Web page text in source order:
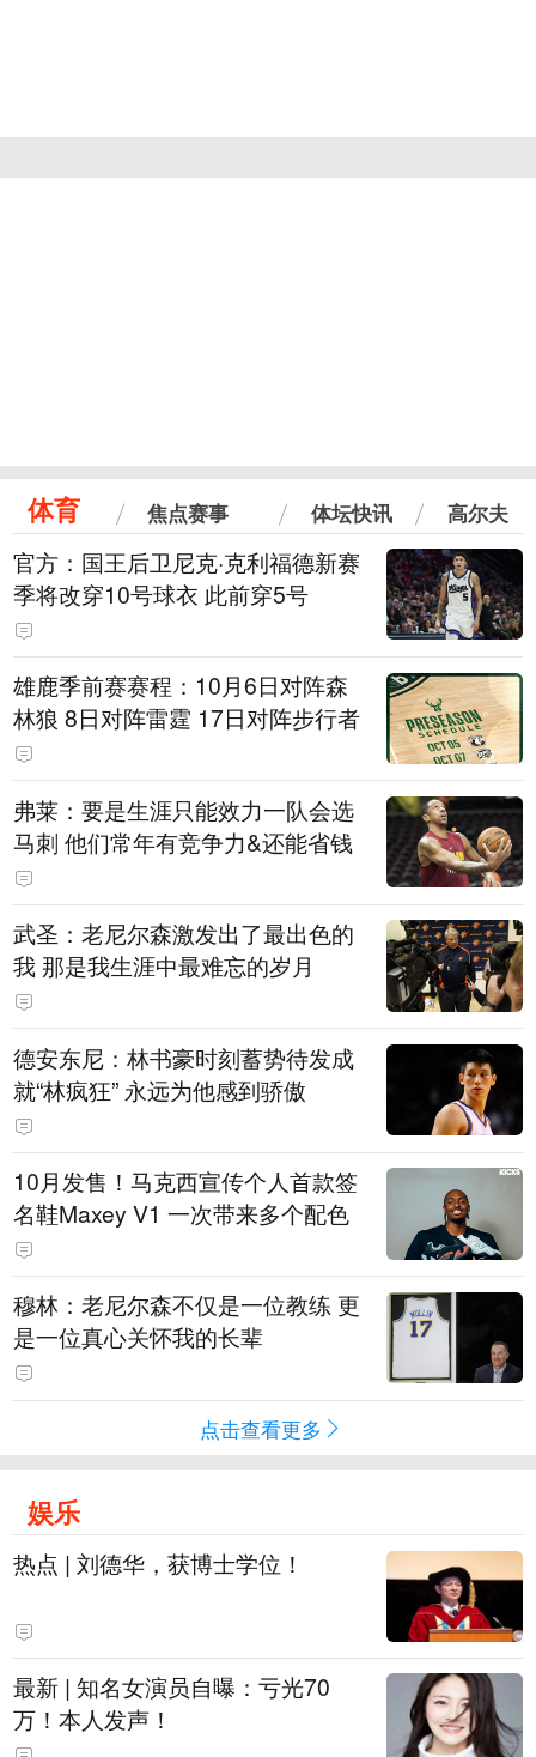
体育 焦点赛事 体坛快讯 高尔夫
官方：国王后卫尼克·克利福德新赛
季将改穿10号球衣 此前穿5号
雄鹿季前赛赛程：10月6日对阵森
林狼 8日对阵雷霆 17日对阵步行者
弗莱：要是生涯只能效力一队会选
马刺 他们常年有竞争力&还能省钱
武圣：老尼尔森激发出了最出色的
我 那是我生涯中最难忘的岁月
德安东尼：林书豪时刻蓄势待发成
就“林疯狂” 永远为他感到骄傲
10月发售！马克西宣传个人首款签
名鞋Maxey V1 一次带来多个配色
穆林：老尼尔森不仅是一位教练 更
是一位真心关怀我的长辈
点击查看更多
娱乐
热点 | 刘德华，获博士学位！
最新 | 知名女演员自曝：亏光70
万！本人发声！